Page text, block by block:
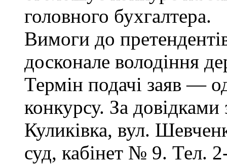
головного бухгалтера.
Вимоги до
досконале володіння
Термін подачі заяв —
конкурсу. За
Куликівка, вул.
суд, кабінет № 9. Тел.